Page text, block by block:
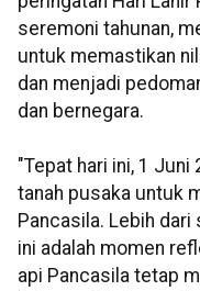
seremoni tahunan,
untuk memastikan
dan menjadi
dan bernegara.
"Tepat hari ini, 1
tanah pusaka untuk
Pancasila. Lebih
ini adalah momen
api Pancasila tetap